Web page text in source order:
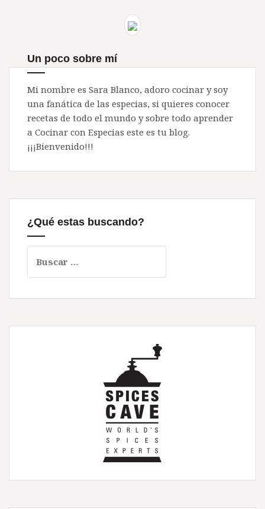
Un poco sobre mí
Mi nombre es Sara Blanco, adoro cocinar y soy
una fanática de las especias, si quieres conocer
recetas de todo el mundo y sobre todo aprender
a Cocinar con Especias este es tu blog.
¡¡¡Bienvenido!!!
¿Qué estas buscando?